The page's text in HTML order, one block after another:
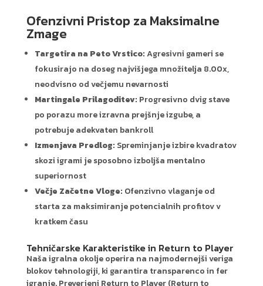
Ofenzivni Pristop za Maksimalne
Zmage
Targetira na Peto Vrstico:Agresivni gameri se
fokusirajo na doseg najvišjega množitelja 8.00x,
neodvisno od večjemu nevarnosti
Martingale Prilagoditev: Progresivno dvig stave
po porazu more izravna prejšnje izgube, a
potrebuje adekvaten bankroll
Izmenjava Predlog: Spreminjanje izbire kvadratov
skozi igrami je sposobno izboljša mentalno
superiornost
Večje Začetne Vloge: Ofenzivno vlaganje od
starta za maksimiranje potencialnih profitov v
kratkem času
Tehničarske Karakteristike in Return to Player
Naša igralna okolje operira na najmodernejši veriga
blokov tehnologiji, ki garantira transparenco in fer
igranje. Preverjeni Return to Player (Return to